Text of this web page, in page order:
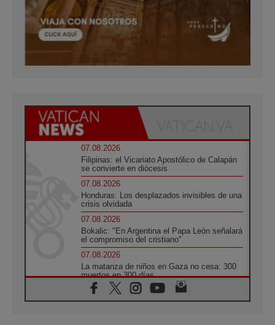
07.08.2026
Filipinas: el Vicariato Apostólico de Calapán
se convierte en diócesis
07.08.2026
Honduras: Los desplazados invisibles de una
crisis olvidada
07.08.2026
Bokalic: "En Argentina el Papa León señalará
el compromiso del cristiano"
07.08.2026
La matanza de niños en Gaza no cesa: 300
muertos en 300 días
07.08.2026
Tagle: La guerra desfigura el mundo, solo la